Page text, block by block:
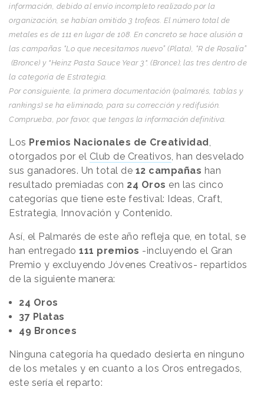
información, debido al envío incompleto realizado por la
organización, se habían omitido 3 trofeos. El número total de
metales es de 111 en lugar de 108. En concreto se hace alusión a
las campañas “Lo que necesitamos nuevo” (Plata), “R de Rosalía”
(Bronce) y "Heinz Pasta Sauce Year 3". (Bronce); las tres dentro de
la categoría de Estrategia.
Por consiguiente, la primera documentación (palmarés, tablas y
rankings) se ha eliminado, para su corrección y redifusión.
Comprueba, por favor, que tengas la información definitiva.
Los Premios Nacionales de Creatividad ,
otorgados por el Club de Creativos, han desvelado
sus ganadores. Un total de 12 campañas han
resultado premiadas con 24 Oros en las cinco
categorías que tiene este festival: Ideas, Craft,
Estrategia, Innovación y Contenido.
Así, el Palmarés de este año refleja que, en total, se
han entregado 111 premios -incluyendo el Gran
Premio y excluyendo Jóvenes Creativos- repartidos
de la siguiente manera:
24 Oros
37 Platas
49 Bronces
Ninguna categoría ha quedado desierta en ninguno
de los metales y en cuanto a los Oros entregados,
este sería el reparto: